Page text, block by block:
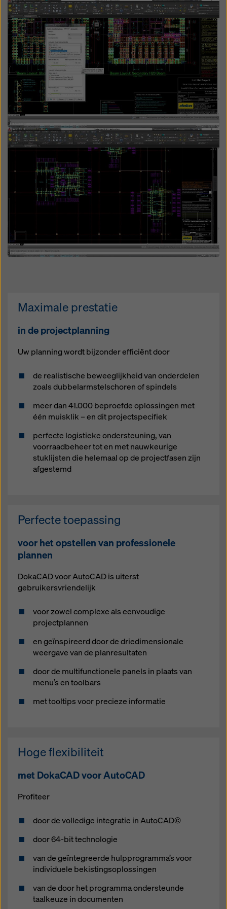
Open
Open
Maximale prestatie
in de projectplanning
Uw planning wordt bijzonder efficiënt door
de realistische beweeglijkheid van onderdelen
zoals dubbelarmstelschoren of spindels
meer dan 41.000 beproefde oplossingen met
één muisklik – en dit projectspecifiek
perfecte logistieke ondersteuning, van
voorraadbeheer tot en met nauwkeurige
stuklijsten die helemaal op de projectfasen zijn
afgestemd
Perfecte toepassing
voor het opstellen van professionele
plannen
DokaCAD voor AutoCAD is uiterst
gebruikersvriendelijk
voor zowel complexe als eenvoudige
projectplannen
en geïnspireerd door de driedimensionale
weergave van de planresultaten
door de multifunctionele panels in plaats van
menu’s en toolbars
met tooltips voor precieze informatie
Hoge flexibiliteit
met DokaCAD voor AutoCAD
Profiteer
door de volledige integratie in AutoCAD©
door 64-bit technologie
van de geïntegreerde hulpprogramma’s voor
individuele bekistingsoplossingen
van de door het programma ondersteunde
taalkeuze in documenten